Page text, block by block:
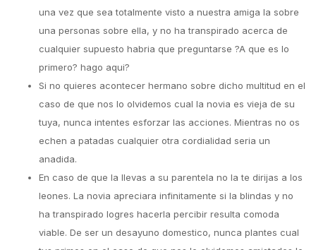
una vez que sea totalmente visto a nuestra amiga la sobre
una personas sobre ella, y no ha transpirado acerca de
cualquier supuesto habria que preguntarse ?A que es lo
primero? hago aqui?
Si no quieres acontecer hermano sobre dicho multitud en el
caso de que nos lo olvidemos cual la novia es vieja de su
tuya, nunca intentes esforzar las acciones. Mientras no os
echen a patadas cualquier otra cordialidad seria un
anadida.
En caso de que la llevas a su parentela no la te dirijas a los
leones. La novia apreciara infinitamente si la blindas y no
ha transpirado logres hacerla percibir resulta comoda
viable. De ser un desayuno domestico, nunca plantes cual